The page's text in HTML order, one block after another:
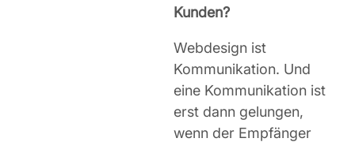
Kunden?
Webdesign ist
Kommunikation. Und
eine Kommunikation ist
erst dann gelungen,
wenn der Empfänger